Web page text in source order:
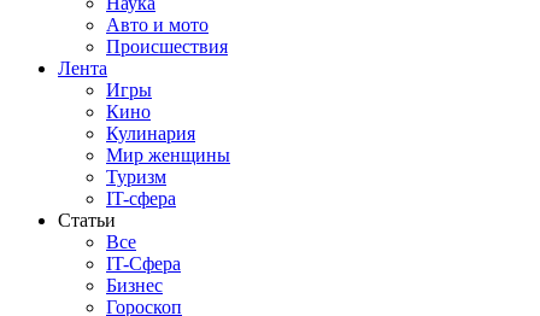
Авто и мото
Происшествия
Лента
Игры
Кино
Кулинария
Мир женщины
Туризм
IT-сфера
Статьи
Все
IT-Сфера
Бизнес
Гороскоп